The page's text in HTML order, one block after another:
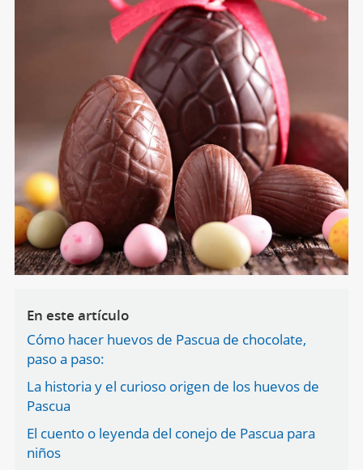
En este artículo
Cómo hacer huevos de Pascua de chocolate,
paso a paso:
La historia y el curioso origen de los huevos de
Pascua
El cuento o leyenda del conejo de Pascua para
niños